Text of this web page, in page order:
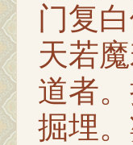
门复
天若
道者
掘埋